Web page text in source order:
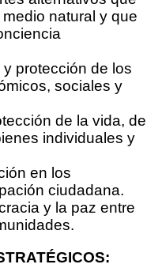
natural y que
protección de los
sociales y
de la vida, de
individuales y
en los
ciudadana.
y la paz entre